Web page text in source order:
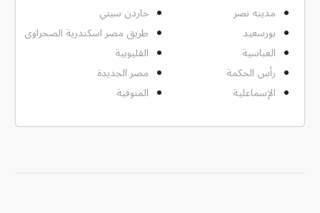
مدينه نصر
جاردن سيتي
بورسعيد
طريق مصر اسكندرية الصحراوى
العباسية
القليوبية
رأس الحكمة
مصر الجديدة
الإسماعلية
المنوفية